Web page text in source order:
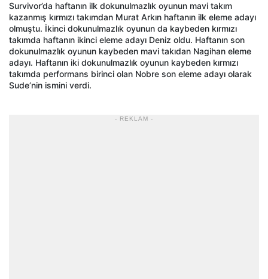
Survivor’da haftanın ilk dokunulmazlık oyunun mavi takım
kazanmış kırmızı takımdan Murat Arkın haftanın ilk eleme adayı
olmuştu. İkinci dokunulmazlık oyunun da kaybeden kırmızı
takımda haftanın ikinci eleme adayı Deniz oldu. Haftanın son
dokunulmazlık oyunun kaybeden mavi takıdan Nagihan eleme
adayı. Haftanın iki dokunulmazlık oyunun kaybeden kırmızı
takımda performans birinci olan Nobre son eleme adayı olarak
Sude’nin ismini verdi.
- REKLAM -